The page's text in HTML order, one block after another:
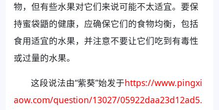
物，但有些水果对它们来说可能不太适宜。要保
持蜜袋鼯的健康，应确保它们的食物均衡，包括
食用适宜的水果，并注意不要让它们吃到有毒性
或过量的水果。
这段说法由“紫葵”始发于https://www.pingxi
aow.com/question/13027/05922daa23d12ad5.